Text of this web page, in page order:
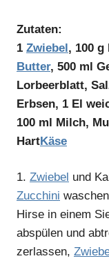
Zutaten:
1 Zwiebel, 100 g
Butter, 500 ml
Lorbeerblatt,
Erbsen, 1 El
100 ml Milch,
HartKäse
1. Zwiebel und
Zucchini
Hirse in einem
abspülen und
zerlassen,